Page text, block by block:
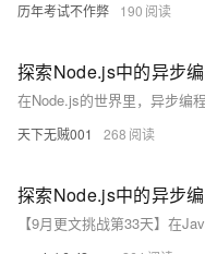
历年考试不作弊 190
探索Node.js中的异步
天下无贼001 268
探索Node.js中的异步